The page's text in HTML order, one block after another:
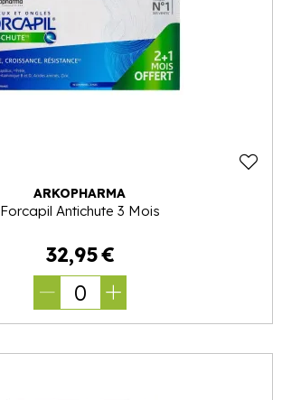
ARKOPHARMA
Forcapil Antichute 3 Mois
32,95€
0